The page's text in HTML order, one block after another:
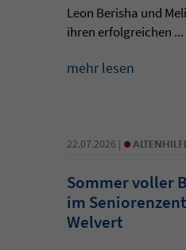
Leon Berisha und
ihren erfolgreichen ...
mehr lesen
22.07.2026 | •
Sommer voller
im
Welvert